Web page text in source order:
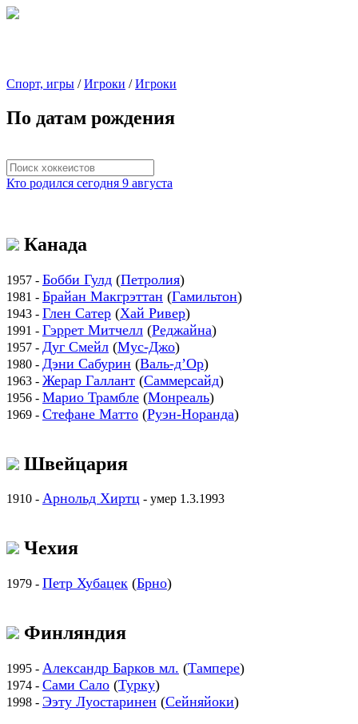
Спорт, игры /Игроки /Игроки
По датам рождения
Кто родился сегодня 9 августа
Канада
1957 - Бобби Гулд (Петролия)
1981 - Брайан Макгрэттан (Гамильтон)
1943 - Глен Сатер (Хай Ривер)
1991 - Гэррет Митчелл (Реджайна)
1957 - Дуг Смейл (Мус-Джо)
1980 - Дэни Сабурин (Валь-д’Ор)
1963 - Жерар Галлант (Саммерсайд)
1956 - Марио Трамбле (Монреаль)
1969 - Стефане Матто (Руэн-Норанда)
Швейцария
1910 - Арнольд Хиртц - умер 1.3.1993
Чехия
1979 - Петр Хубацек (Брно)
Финляндия
1995 - Александр Барков мл. (Тампере)
1974 - Сами Сало (Турку)
1998 - Ээту Луостаринен (Сейняйоки)